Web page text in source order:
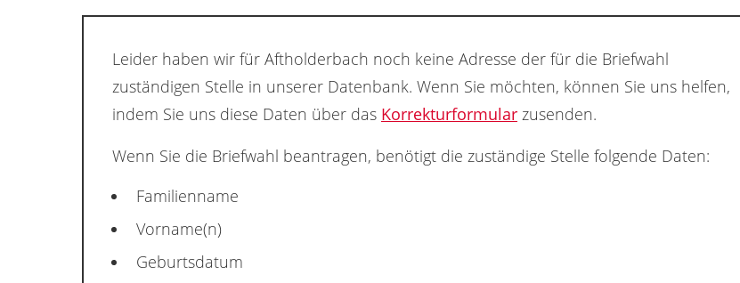
Leider haben wir für Aftholderbach noch keine Adresse der für die Briefwahl
zuständigen Stelle in unserer Datenbank. Wenn Sie möchten, können Sie uns helfen,
indem Sie uns diese Daten über das Korrekturformular zusenden.
Wenn Sie die Briefwahl beantragen, benötigt die zuständige Stelle folgende Daten:
Familienname
Vorname(n)
Geburtsdatum